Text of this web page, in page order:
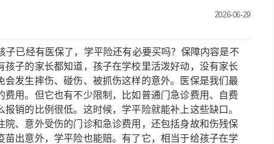
2026-06-29
已经有医保了，学平险还有必要买吗？保障内容是不
子的家长都知道，孩子在学校里活泼好动，没有家长
发生摔伤、碰伤、被抓伤这样的意外。医保是我们最
用。但它也有不少限制，比如普通门急诊费用、自费
销的比例很低。这时候，学平险就能补上这些缺口。
、意外受伤的门诊和急诊费用，还包括身故和伤残保
出意外，学平险也能赔。有了它，相当于给孩子在学